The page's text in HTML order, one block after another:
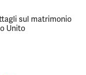
sul matrimonio
Unito